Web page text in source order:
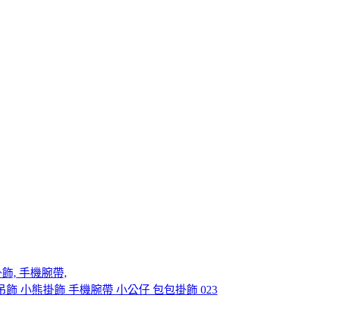
, 手機腕帶,
小熊掛飾 手機腕帶 小公仔 包包掛飾 023